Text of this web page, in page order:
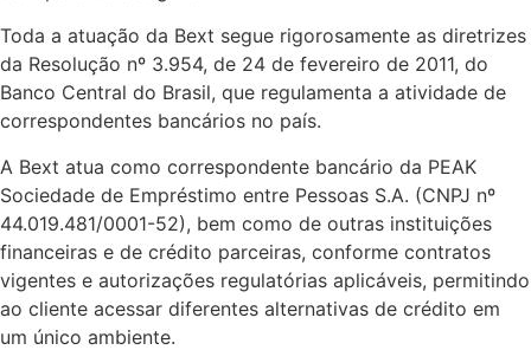
Toda a atuação da Bext segue rigorosamente as diretrizes
da Resolução nº 3.954, de 24 de fevereiro de 2011, do
Banco Central do Brasil, que regulamenta a atividade de
correspondentes bancários no país.
A Bext atua como correspondente bancário da PEAK
Sociedade de Empréstimo entre Pessoas S.A. (CNPJ nº
44.019.481/0001-52), bem como de outras instituições
financeiras e de crédito parceiras, conforme contratos
vigentes e autorizações regulatórias aplicáveis, permitindo
ao cliente acessar diferentes alternativas de crédito em
um único ambiente.